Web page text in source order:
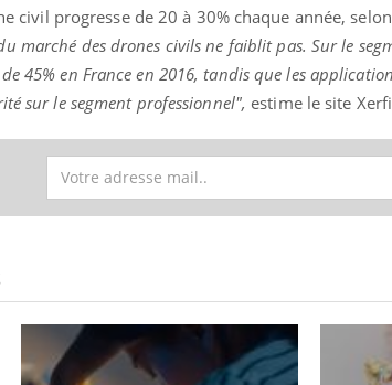
civil progresse de 20 à 30% chaque année,
marché des drones civils ne faiblit pas. Sur le
45% en France en 2016, tandis que les
sur le segment professionnel", estime le site